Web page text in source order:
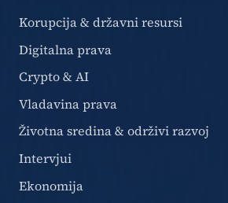
Korupcija & državni resursi
Digitalna prava
Crypto & AI
Vladavina prava
Životna sredina & održivi razvoj
Intervjui
Ekonomija